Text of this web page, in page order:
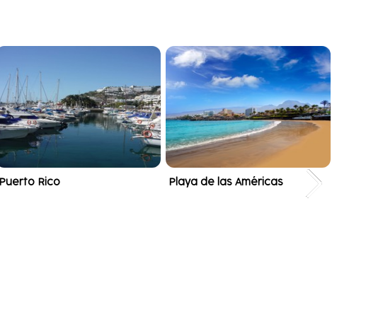
Puerto Rico Playa de las Américas